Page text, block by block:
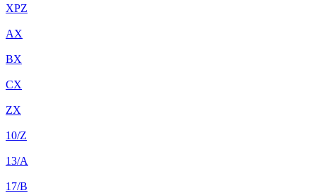
XPZ
AX
BX
CX
ZX
10/Z
13/A
17/B